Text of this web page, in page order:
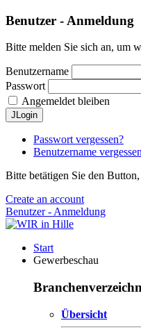
Benutzer - Anmeldung
Bitte melden Sie sich an, um
Benutzername
Passwort
Angemeldet bleiben
JLogin
Passwort vergessen?
Benutzername
Bitte betätigen Sie den
Create an account
Benutzer - Anmeldung
Start
Gewerbeschau
Übersicht